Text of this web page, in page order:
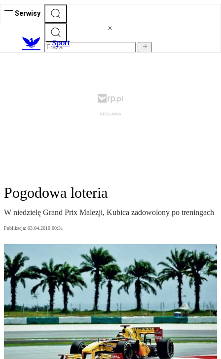
Serwisy
Sport
Pogodowa loteria
W niedzielę Grand Prix Malezji, Kubica zadowolony po treningach
Publikacja: 03.04.2010 00:31